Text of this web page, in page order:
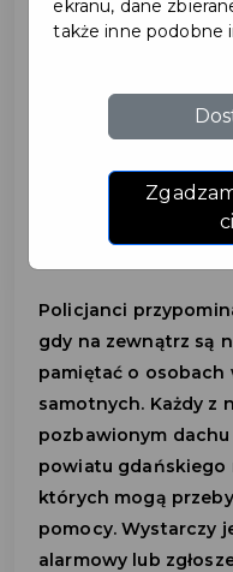
2025-02-14
NIE
WOBEC
Policjanci
gdy na zewnątrz są
pamiętać o osobach
samotnych. Każdy z
pozbawionym dachu
powiatu gdańskiego
których mogą
pomocy. Wystarczy
alarmowy lub
ekranu, dane
także inne podobne